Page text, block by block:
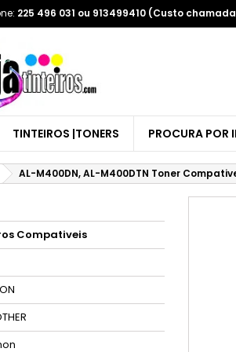
225 496 031 ou 913499410 (Custo
TINTEIROS |TONERS PROCURA POR
AL-M400DN, AL-M400DTN Toner
Compativeis